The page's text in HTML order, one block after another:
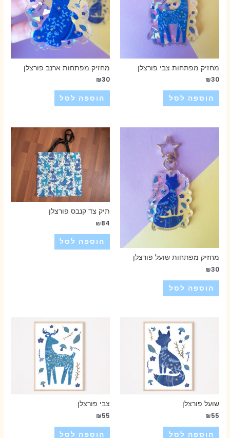
מחזיק מפתחות צבי פורצלן
₪30
הוספה לסל
מחזיק מפתחות ארנב פורצלן
₪30
הוספה לסל
מחזיק מפתחות שועל פורצלן
₪30
הוספה לסל
תיק צד קנבס פורצלן
₪84
הוספה לסל
שועל פורצלן
₪55
הוספה לסל
צבי פורצלן
₪55
הוספה לסל